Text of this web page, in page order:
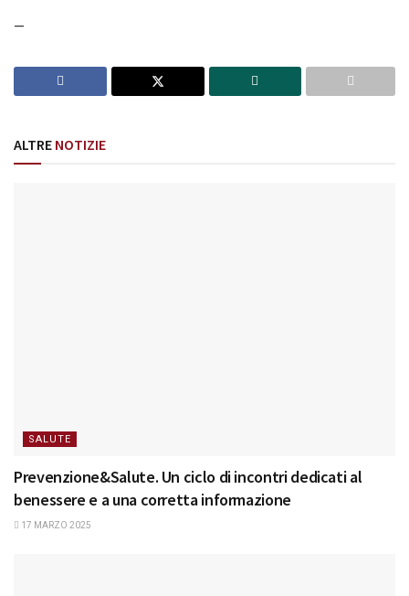
—
ALTRE NOTIZIE
SALUTE
Prevenzione&Salute. Un ciclo di incontri dedicati al
benessere e a una corretta informazione
17 MARZO 2025